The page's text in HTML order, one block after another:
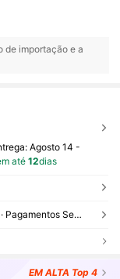
de importação e a
Agosto 14 -
até12dias
Reenviar se o item estiver perdido/danificado · Pagamentos Seguros · Proteção de privacidade
EM ALTA Top 4